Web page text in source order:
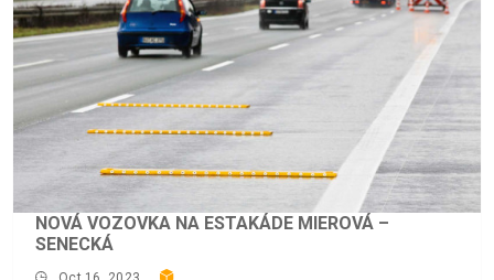
NOVÁ VOZOVKA NA ESTAKÁDE MIEROVÁ –
SENECKÁ